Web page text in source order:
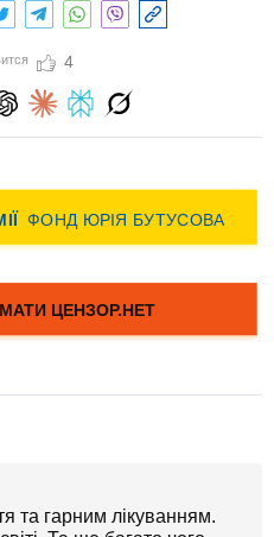
4
та гарним лікуванням.